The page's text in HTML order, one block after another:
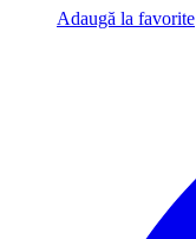
Adaugă la favorite